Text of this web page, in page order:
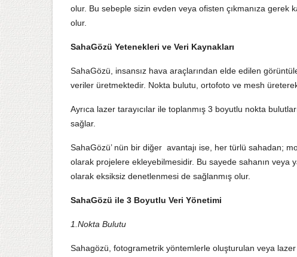
olur. Bu sebeple sizin evden veya ofisten çıkmanıza gerek
olur.
SahaGözü Yetenekleri ve Veri Kaynakları
SahaGözü, insansız hava araçlarından elde edilen
veriler üretmektedir. Nokta bulutu, ortofoto ve mesh
Ayrıca lazer tarayıcılar ile toplanmış 3 boyutlu nokta
sağlar.
SahaGözü’ nün bir diğer avantajı ise, her türlü sahadan;
olarak projelere ekleyebilmesidir. Bu sayede sahanın veya
olarak eksiksiz denetlenmesi de sağlanmış olur.
SahaGözü ile 3 Boyutlu Veri Yönetimi
1.Nokta Bulutu
Sahagözü, fotogrametrik yöntemlerle oluşturulan veya lazer